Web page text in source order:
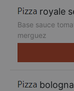
royale
Base sauce
merguez